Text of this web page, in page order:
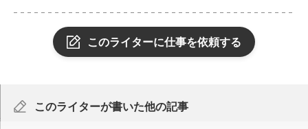
このライターに仕事を依頼する
このライターが書いた他の記事